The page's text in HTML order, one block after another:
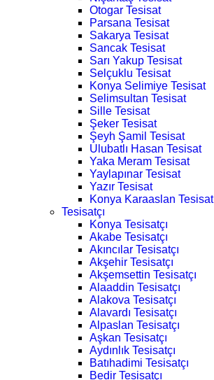
Otogar Tesisat
Parsana Tesisat
Sakarya Tesisat
Sancak Tesisat
Sarı Yakup Tesisat
Selçuklu Tesisat
Konya Selimiye Tesisat
Selimsultan Tesisat
Sille Tesisat
Şeker Tesisat
Şeyh Şamil Tesisat
Ulubatlı Hasan Tesisat
Yaka Meram Tesisat
Yaylapınar Tesisat
Yazır Tesisat
Konya Karaaslan Tesisat
Tesisatçı
Konya Tesisatçı
Akabe Tesisatçı
Akıncılar Tesisatçı
Akşehir Tesisatçı
Akşemsettin Tesisatçı
Alaaddin Tesisatçı
Alakova Tesisatçı
Alavardı Tesisatçı
Alpaslan Tesisatçı
Aşkan Tesisatçı
Aydınlık Tesisatçı
Batıhadimi Tesisatçı
Bedir Tesisatçı